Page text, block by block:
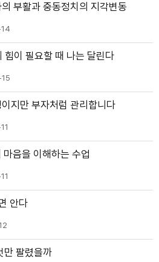
부활과 중동정치의 지각변동
이 필요할 때 나는 달린다
지만 부자처럼 관리합니다
음을 이해하는 수업
안다
팔렸을까